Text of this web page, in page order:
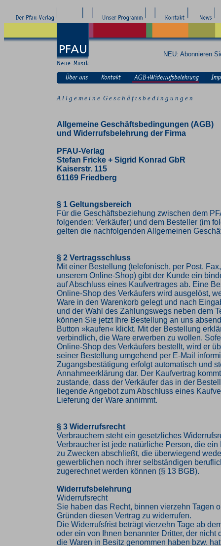
NEU: Abonnieren
A l l g e m e i n e G e s c h ä f t s b e d i n g u n g e n
Allgemeine Geschäftsbedingungen (AGB)
und Widerrufsbelehrung der Firma
PFAU-Verlag
Stefan Fricke + Sigrid Konrad GbR
Kaiserstr. 115
61169 Friedberg
§ 1 Geltungsbereich
Für die Geschäftsbeziehung zwischen dem
folgenden: Verkäufer) und dem Besteller (im
gelten die nachfolgenden Allgemeinen
§ 2 Vertragsschluss
Mit einer Bestellung (telefonisch, per Post,
unserem Online-Shop) gibt der Kunde ein
auf Abschluss eines Kaufvertrages ab. Eine
Online-Shop des Verkäufers wird ausgelöst,
Ware in den Warenkorb gelegt und nach
und der Wahl des Zahlungswegs neben dem
können Sie jetzt Ihre Bestellung an uns
Button »kaufen« klickt. Mit der Bestellung
verbindlich, die Ware erwerben zu wollen.
Online-Shop des Verkäufers bestellt, wird er
seiner Bestellung umgehend per E-Mail
Zugangsbestätigung erfolgt automatisch und
Annahmeerklärung dar. Der Kaufvertrag
zustande, dass der Verkäufer das in der
liegende Angebot zum Abschluss eines
Lieferung der Ware annimmt.
§ 3 Widerrufsrecht
Verbrauchern steht ein gesetzliches
Verbraucher ist jede natürliche Person, die ein
zu Zwecken abschließt, die überwiegend
gewerblichen noch ihrer selbständigen
zugerechnet werden können (§ 13 BGB).
Widerrufsbelehrung
Widerrufsrecht
Sie haben das Recht, binnen vierzehn Tagen
Gründen diesen Vertrag zu widerrufen.
Die Widerrufsfrist beträgt vierzehn Tage ab
oder ein von Ihnen benannter Dritter, der nicht
die Waren in Besitz genommen haben bzw.